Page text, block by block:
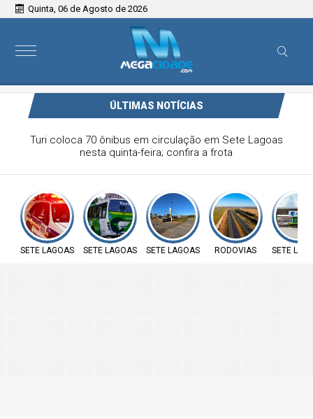
Quinta, 06 de Agosto de 2026
ÚLTIMAS NOTÍCIAS
Turi coloca 70 ônibus em circulação em Sete Lagoas
nesta quinta-feira; confira a frota
SETE LAGOAS SETE LAGOAS SETE LAGOAS RODOVIAS SETE